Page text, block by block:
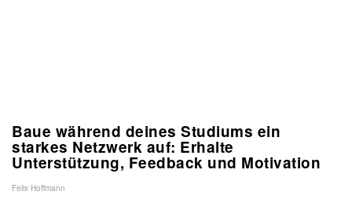
Baue während deines Studiums ein
starkes Netzwerk auf: Erhalte
Unterstützung, Feedback und Motivation
Felix Hoffmann